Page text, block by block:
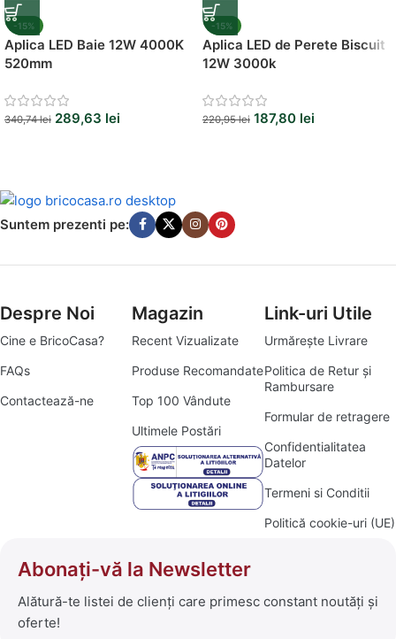
-15%
Aplica LED Baie 12W 4000K
520mm
340,74lei 289,63 lei
-15%
Aplica LED de Perete Biscuit
12W 3000k
220,95lei 187,80 lei
Suntem prezenti pe:
Despre Noi
Cine e BricoCasa?
FAQs
Contactează-ne
Magazin
Recent Vizualizate
Produse Recomandate
Top 100 Vândute
Ultimele Postări
Link-uri Utile
Urmărește Livrare
Politica de Retur și
Rambursare
Formular de retragere
Confidentialitatea
Datelor
Termeni si Conditii
Politică cookie-uri (UE)
Abonați-vă la Newsletter
Alătură-te listei de clienți care primesc constant noutăți și
oferte!